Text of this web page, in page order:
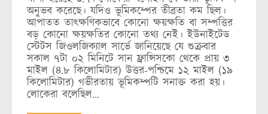
অনুভব করেছে। যদিও ভূমিকম্পের তীব্রতা কম ছিল।
আপাতত তাৎক্ষণিকভাবে কোনো ক্ষয়ক্ষতি বা সম্পত্তির
বড় কোনো ক্ষয়ক্ষতির কোনো তথ্য নেই। ইউনাইটেড
স্টেটস জিওলজিক্যাল সার্ভে জানিয়েছে যে শুক্রবার
সকাল ৭টা ০২ মিনিটে সান ফ্রান্সিসকো থেকে প্রায় ৩
মাইল (৪.৮ কিলোমিটার) উত্তর-পশ্চিমে ১২ মাইল (১৯
কিলোমিটার) গভীরতায় ভূমিকম্পটি সনাক্ত করা হয়।
লোকেরা বলেছিল…